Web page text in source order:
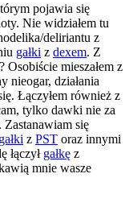
pojawia się
Nie widziałem tu
deliriantu z
gałki z dexem. Z
Osobiście mieszałem z
nieogar, działania
Łączyłem również z
tylko dawki nie za
Zastanawiam się
gałki z PST oraz innymi
łączył gałkę z
mnie wasze